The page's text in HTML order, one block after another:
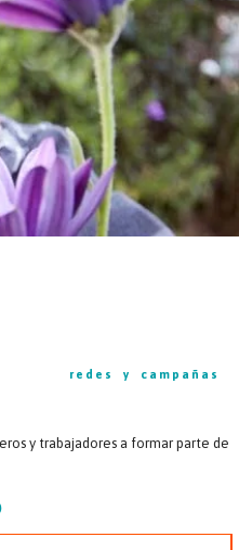
redes y campañas
y trabajadores a formar parte de